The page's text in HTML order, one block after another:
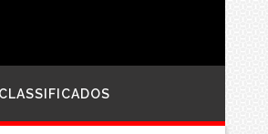
CLASSIFICADOS